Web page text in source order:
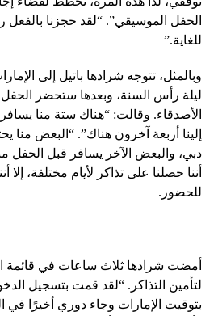
الحفل الموسيقي”. “لقد حجزنا
للغاية.”
وبالمثل، تتوجه شرادها باتيل إلى
ليلة رأس السنة، وبعدها ستحضر
الأصدقاء. وقالت: “هناك ستة منا
إلينا أربعة آخرون هناك”. “البعض
دبي، والبعض الآخر يسافر قبل الحفل
أننا حصلنا على تذاكر لأيام مختلفة،
للحضور.
أمضت شرادها ثلاث ساعات في قائمة